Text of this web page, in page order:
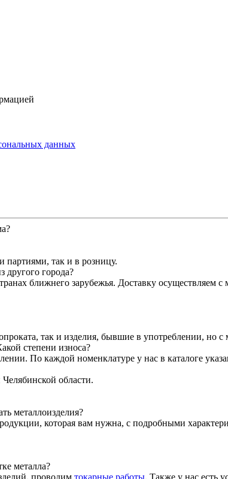
данных
партиями, так и в розницу.
другого города?
ближнего зарубежья. Доставку осуществляем
так и изделия, бывшие в употреблении,
степени износа?
По каждой номенклатуре у нас в каталоге
области.
металлоизделия?
которая вам нужна, с подробными
металла?